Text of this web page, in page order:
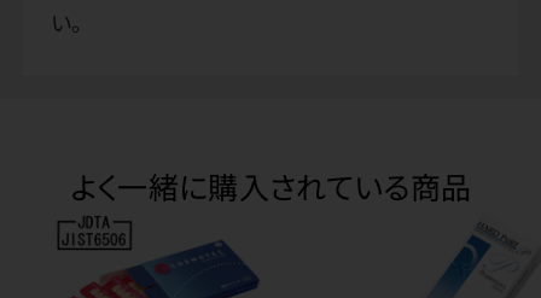
い。
よく一緒に購入されている商品